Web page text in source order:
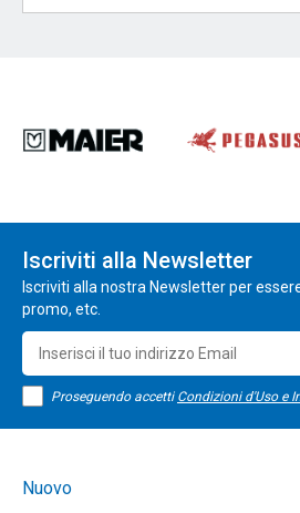
Iscriviti alla Newsletter
Iscriviti alla nostra Newsletter per
promo, etc.
Proseguendo accetti Condizioni d'Uso e
Nuovo